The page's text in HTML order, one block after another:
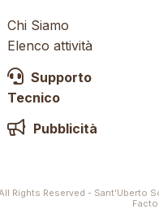
Chi Siamo
Elenco attività
Supporto
Tecnico
Pubblicità
Rights Reserved - Sant’Uberto